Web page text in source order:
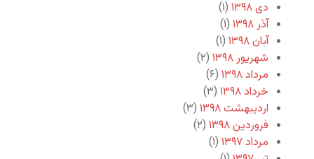
دی ۱۳۹۸
(۱)
آذر ۱۳۹۸
(۱)
آبان ۱۳۹۸
(۱)
شهریور ۱۳۹۸
(۲)
مرداد ۱۳۹۸
(۶)
خرداد ۱۳۹۸
(۳)
اردیبهشت ۱۳۹۸
(۳)
فروردین ۱۳۹۸
(۲)
مرداد ۱۳۹۷
(۱)